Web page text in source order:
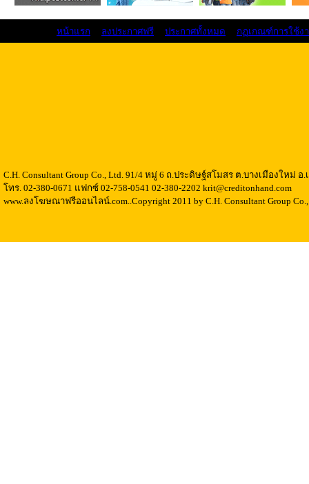
หน้าแรก ลงประกาศฟรี ประกาศทั้งหมด กฏเกณฑ์การใช้ง
C.H. Consultant Group Co., Ltd. 91/4 หมู่ 6 ถ.ประดิษฐ์สโมสร ต.บางเมืองใหม่ อ
โทร. 02-380-0671 แฟกซ์ 02-758-0541 02-380-2202 krit@creditonhand.com
www.ลงโฆษณาฟรีออนไลน์.com..Copyright 2011 by C.H. Consultant Group